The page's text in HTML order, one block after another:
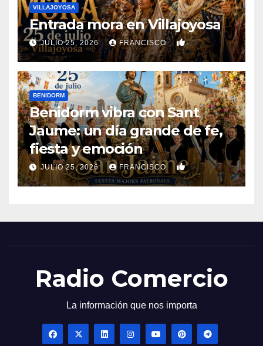
VILLAJOYOSA
Entrada mora en Villajoyosa
JULIO 25, 2026 FRANCISCO 0
BENIDORM
Benidorm vibra con Sant
Jaume: un día grande de fe,
fiesta y emoción
JULIO 25, 2026 FRANCISCO 0
Radio Comercio
La información que nos importa